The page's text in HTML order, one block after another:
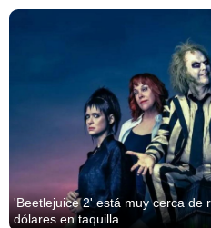
'Beetlejuice 2' está muy cerca de
dólares en taquilla